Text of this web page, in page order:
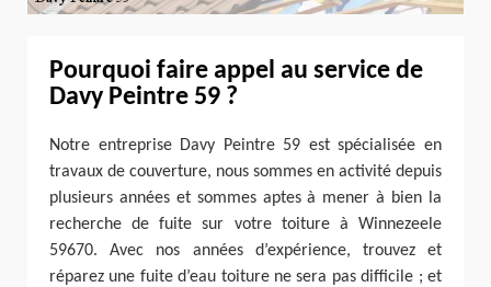
Pourquoi faire appel au service de
Davy Peintre 59 ?
Notre entreprise Davy Peintre 59 est spécialisée en
travaux de couverture, nous sommes en activité depuis
plusieurs années et sommes aptes à mener à bien la
recherche de fuite sur votre toiture à Winnezeele
59670. Avec nos années d’expérience, trouvez et
réparez une fuite d’eau toiture ne sera pas difficile ; et